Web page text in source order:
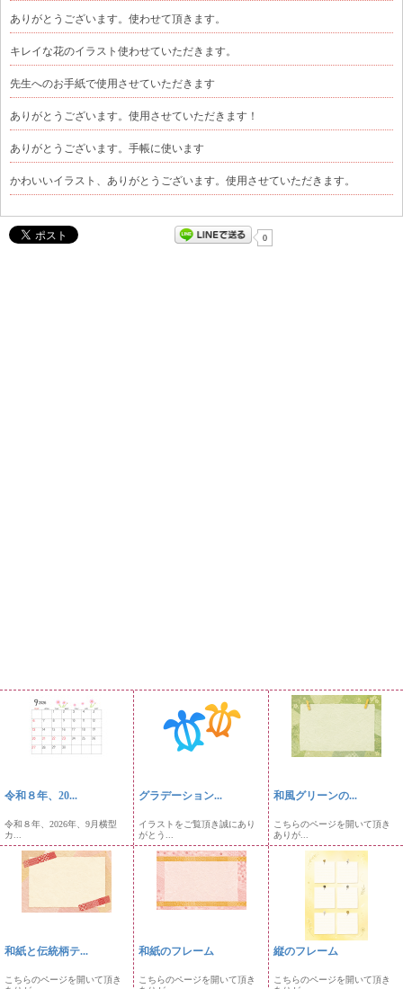
ありがとうございます。使わせて頂きます。
キレイな花のイラスト使わせていただきます。
先生へのお手紙で使用させていただきます
ありがとうございます。使用させていただきます！
ありがとうございます。手帳に使います
かわいいイラスト、ありがとうございます。使用させていただきます。
0
令和８年、20...
令和８年、2026年、9月横型
カ...
グラデーション...
イラストをご覧頂き誠にあり
がとう...
和風グリーンの...
こちらのページを開いて頂き
ありが...
和紙と伝統柄テ...
こちらのページを開いて頂き
和紙のフレーム
こちらのページを開いて頂き
縦のフレーム
こちらのページを開いて頂き